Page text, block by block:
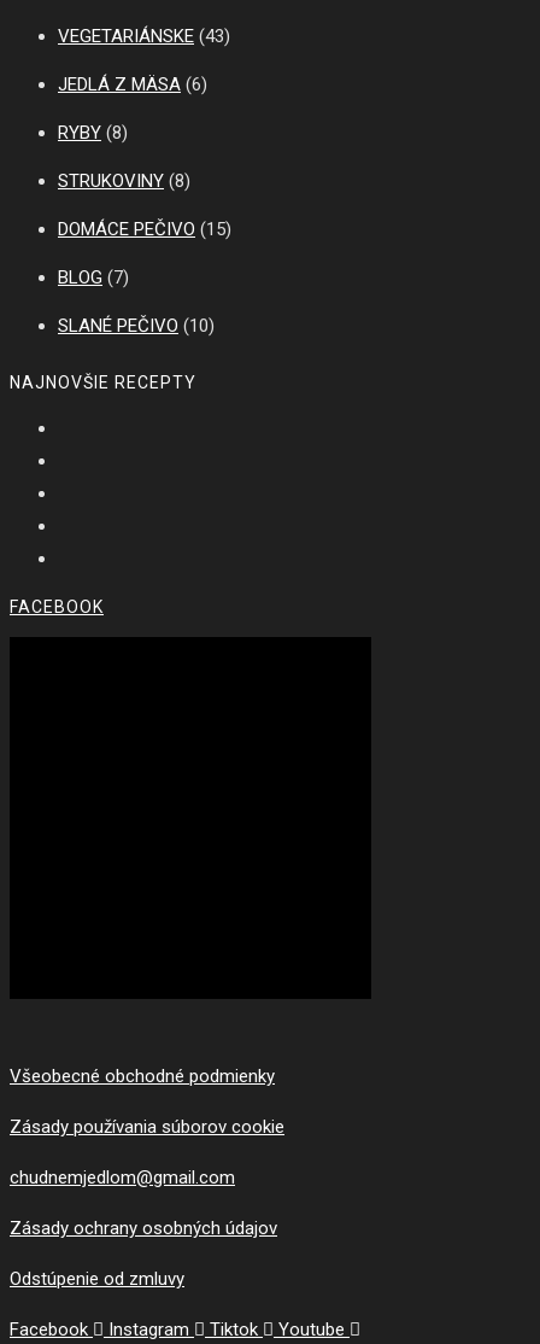
VEGETARIÁNSKE (43)
JEDLÁ Z MÄSA (6)
RYBY (8)
STRUKOVINY (8)
DOMÁCE PEČIVO (15)
BLOG (7)
SLANÉ PEČIVO (10)
NAJNOVŠIE RECEPTY
FACEBOOK
Všeobecné obchodné podmienky
Zásady používania súborov cookie
chudnemjedlom@gmail.com
Zásady ochrany osobných údajov
Odstúpenie od zmluvy
Facebook Instagram Tiktok Youtube